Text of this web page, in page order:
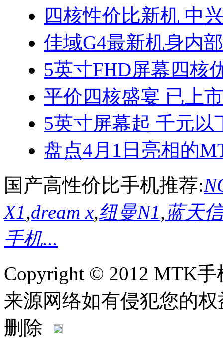
四核性价比新机 中
佳域G4最新机身内
5英寸FHD屏幕四核
平价四核盛宴 已上
5英寸屏幕起 千元以
盘点4月1日亮相的
国产高性价比手机推荐:
X1,dream x,纽曼N1,蓝天
手机...
Copyright © 2012 MTK
来源网络如有侵犯您的
删除